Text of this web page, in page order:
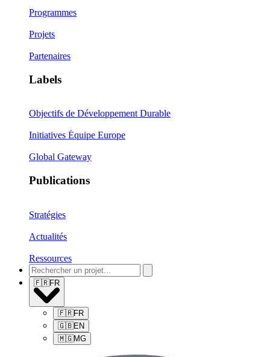
Programmes
Projets
Partenaires
Labels
Objectifs de Développement Durable
Initiatives Équipe Europe
Global Gateway
Publications
Stratégies
Actualités
Ressources
🇫🇷FR
🇫🇷FR
🇬🇧EN
🇲🇬MG